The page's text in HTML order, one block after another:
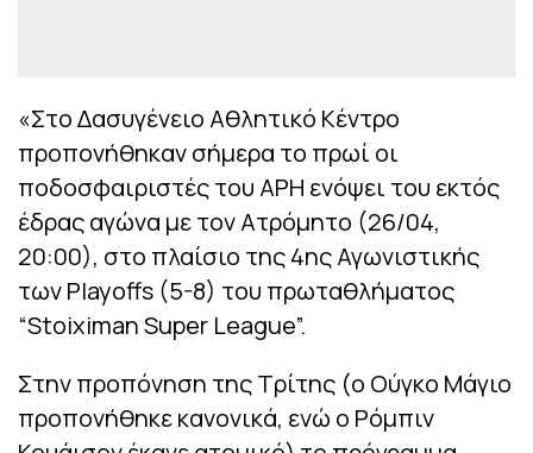
«Στο Δασυγένειο Αθλητικό Κέντρο
προπονήθηκαν σήμερα το πρωί οι
ποδοσφαιριστές του ΑΡΗ ενόψει του εκτός
έδρας αγώνα με τον Ατρόμητο (26/04,
20:00), στο πλαίσιο της 4ης Αγωνιστικής
των Playoffs (5-8) του πρωταθλήματος
“Stoiximan Super League”.
Στην προπόνηση της Τρίτης (ο Ούγκο Μάγιο
προπονήθηκε κανονικά, ενώ ο Ρόμπιν